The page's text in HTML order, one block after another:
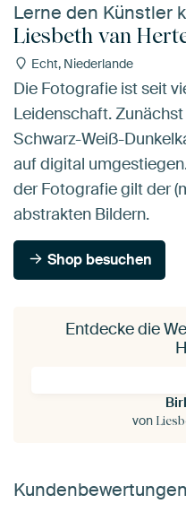
Lerne den Künstler
Liesbeth van
Echt, Niederlande
Die Fotografie ist seit
Leidenschaft.
Schwarz-Weiß-
auf digital
der Fotografie gilt der
abstrakten Bildern.
Shop besuchen
Entdecke die
von
Kundenbewertungen